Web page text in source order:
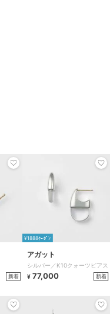
新着
¥1888ｸｰﾎﾟﾝ
アガット
シルバー／K10クォーツピアス
¥ 77,000 新着